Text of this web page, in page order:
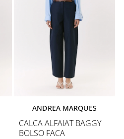
ANDREA MARQUES
CALCA ALFAIAT BAGGY
BOLSO FACA